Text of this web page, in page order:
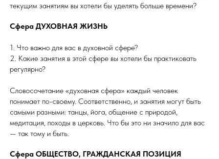
текущим занятиям вы хотели бы уделять больше времени?
Сфера ДУХОВНАЯ ЖИЗНЬ
1. Что важно для вас в духовной сфере?
2. Какие занятия в этой сфере вы хотели бы практиковать
регулярно?
Словосочетание «духовная сфера» каждый человек
понимает по-своему. Соответственно, и занятия могут быть
самыми разными: танцы, йога, общение с природой,
медитация, походы в церковь. Что бы это ни значило для вас
— так тому и быть.
Сфера ОБЩЕСТВО, ГРАЖДАНСКАЯ ПОЗИЦИЯ